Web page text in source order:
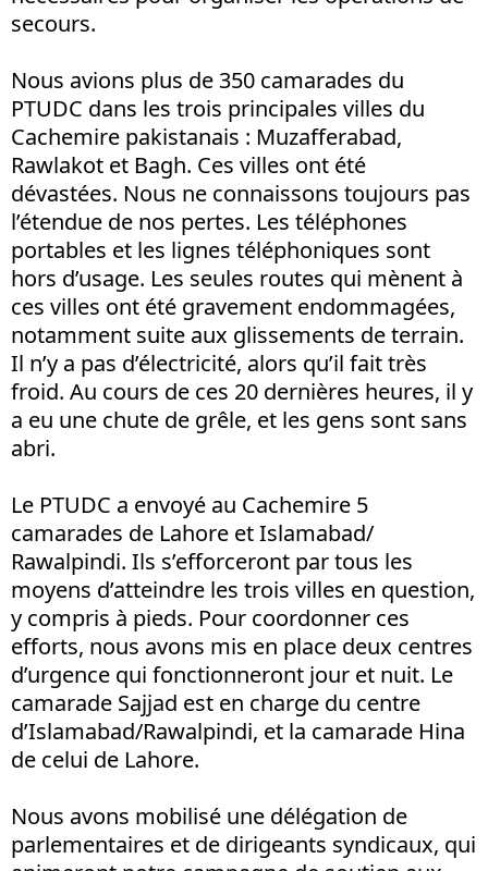
secours.
Nous avions plus de 350 camarades du
PTUDC dans les trois principales villes du
Cachemire pakistanais : Muzafferabad,
Rawlakot et Bagh. Ces villes ont été
dévastées. Nous ne connaissons toujours pas
l’étendue de nos pertes. Les téléphones
portables et les lignes téléphoniques sont
hors d’usage. Les seules routes qui mènent à
ces villes ont été gravement endommagées,
notamment suite aux glissements de terrain.
Il n’y a pas d’électricité, alors qu’il fait très
froid. Au cours de ces 20 dernières heures, il y
a eu une chute de grêle, et les gens sont sans
abri.
Le PTUDC a envoyé au Cachemire 5
camarades de Lahore et Islamabad/
Rawalpindi. Ils s’efforceront par tous les
moyens d’atteindre les trois villes en question,
y compris à pieds. Pour coordonner ces
efforts, nous avons mis en place deux centres
d’urgence qui fonctionneront jour et nuit. Le
camarade Sajjad est en charge du centre
d’Islamabad/Rawalpindi, et la camarade Hina
de celui de Lahore.
Nous avons mobilisé une délégation de
parlementaires et de dirigeants syndicaux, qui